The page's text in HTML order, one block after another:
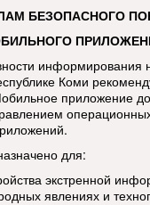
БЕЗОПАСНОГО
информирования
Коми
приложение
для:
экстренной
явлениях и